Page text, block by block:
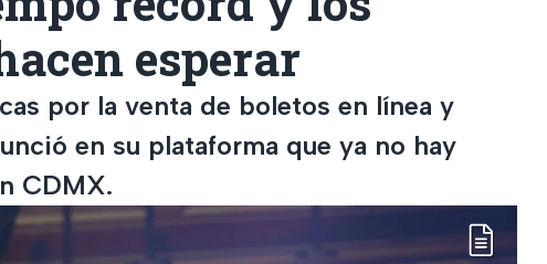
esperar
por la venta de boletos en línea y
en su plataforma que ya no hay
CDMX.